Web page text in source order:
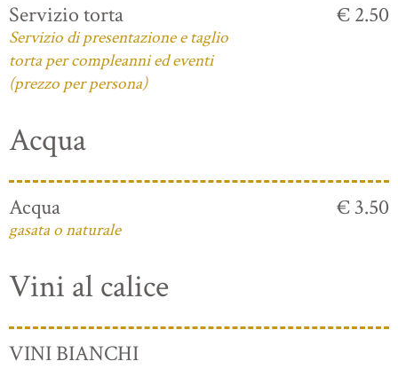
Servizio torta
Servizio di presentazione e taglio
torta per compleanni ed eventi
(prezzo per persona)
€ 2.50
Acqua
Acqua
gasata o naturale
€ 3.50
Vini al calice
VINI BIANCHI